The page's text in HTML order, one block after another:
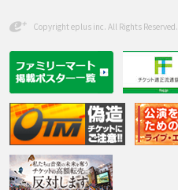
Copyright eplus inc. All Rights Reserved.